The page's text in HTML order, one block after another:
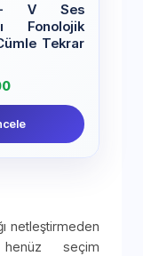
Ses
Fonolojik
Tekrar
netleştirmeden
henüz seçim